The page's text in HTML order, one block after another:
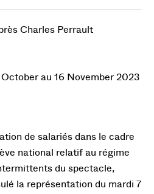
Charles Perrault
au 16 November 2023
de salariés dans le cadre
national relatif au régime
du spectacle,
la représentation du mardi 7